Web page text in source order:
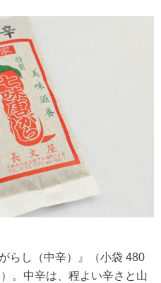
らし（中辛）』（小袋 480
。中辛は、程よい辛さと山